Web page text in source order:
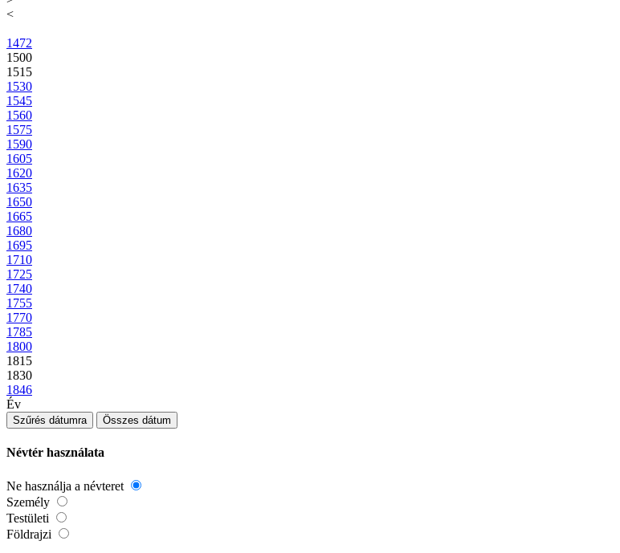
<
1472
1500
1515
1530
1545
1560
1575
1590
1605
1620
1635
1650
1665
1680
1695
1710
1725
1740
1755
1770
1785
1800
1815
1830
1846
Év
Szűrés dátumra Összes dátum
Névtér használata
Ne használja a névteret
Személy
Testületi
Földrajzi